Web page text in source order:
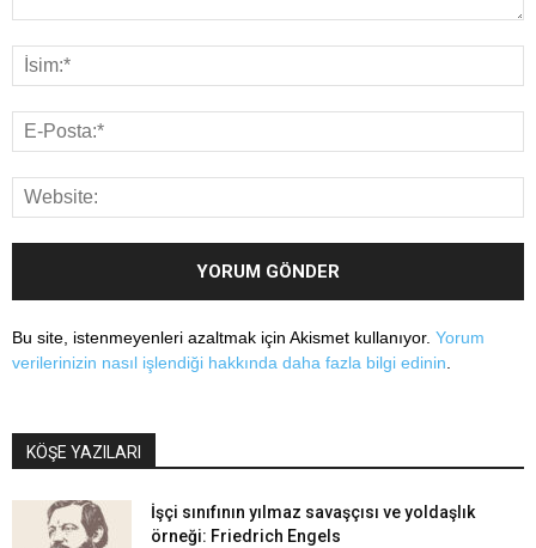
Bu site, istenmeyenleri azaltmak için Akismet kullanıyor. Yorum
verilerinizin nasıl işlendiği hakkında daha fazla bilgi edinin.
KÖŞE YAZILARI
İşçi sınıfının yılmaz savaşçısı ve yoldaşlık
örneği: Friedrich Engels